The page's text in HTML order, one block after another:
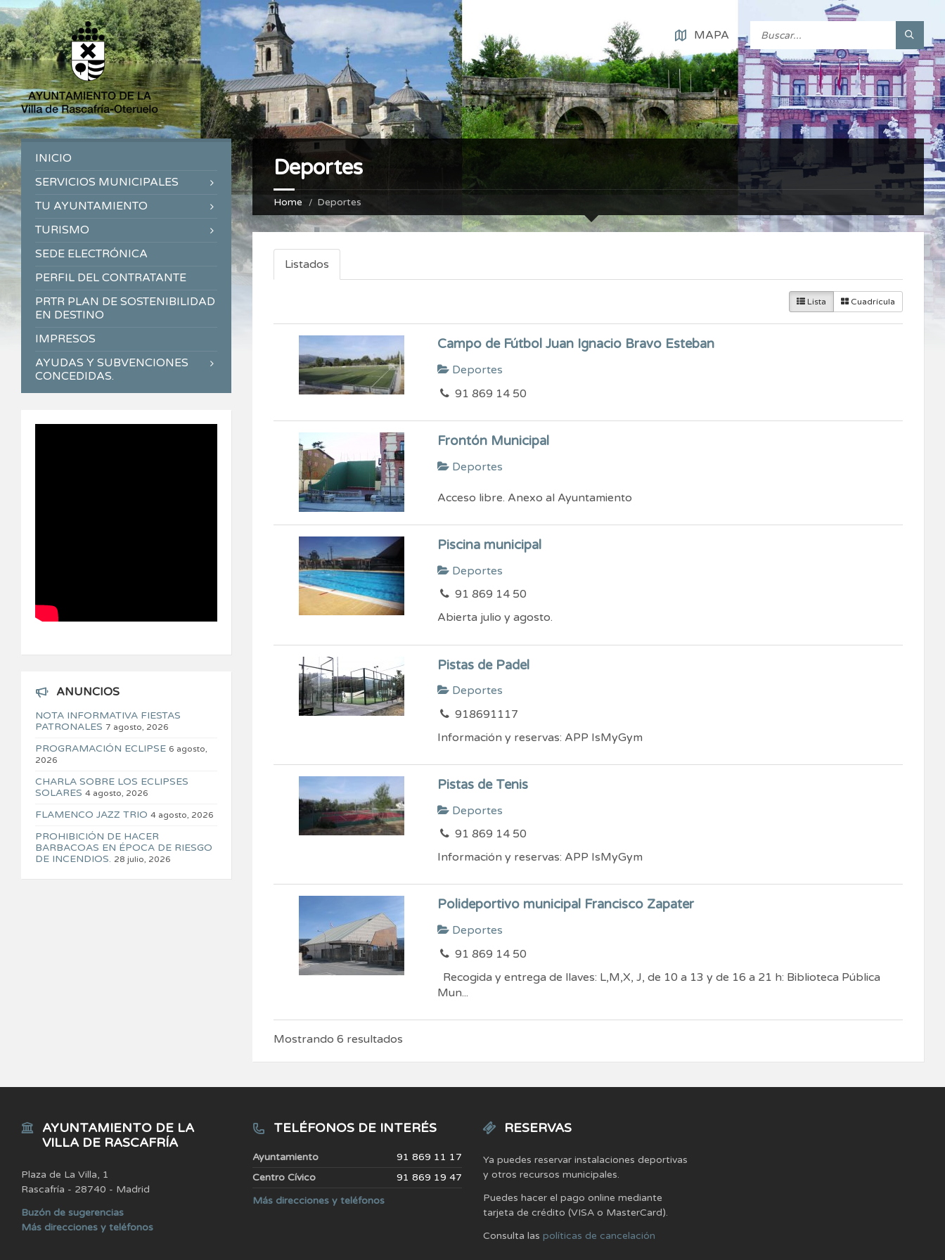
MAPA
Deportes
Home Deportes
Listados
Lista Cuadrícula
Campo de Fútbol Juan Ignacio Bravo Esteban
Deportes
91 869 14 50
Frontón Municipal
Deportes
Acceso libre. Anexo al Ayuntamiento
Piscina municipal
Deportes
91 869 14 50
Abierta julio y agosto.
Pistas de Padel
Deportes
918691117
Información y reservas: APP IsMyGym
Pistas de Tenis
Deportes
91 869 14 50
Información y reservas: APP IsMyGym
Polideportivo municipal Francisco Zapater
Deportes
91 869 14 50
Recogida y entrega de llaves: L,M,X, J, de 10 a 13 y de 16 a 21 h: Biblioteca Pública
Mun...
Mostrando 6 resultados
INICIO
SERVICIOS MUNICIPALES
TU AYUNTAMIENTO
TURISMO
SEDE ELECTRÓNICA
PERFIL DEL CONTRATANTE
PRTR PLAN DE SOSTENIBILIDAD
EN DESTINO
IMPRESOS
AYUDAS Y SUBVENCIONES
CONCEDIDAS.
ANUNCIOS
NOTA INFORMATIVA FIESTAS
PATRONALES 7 agosto, 2026
PROGRAMACIÓN ECLIPSE 6 agosto,
2026
CHARLA SOBRE LOS ECLIPSES
SOLARES 4 agosto, 2026
FLAMENCO JAZZ TRIO 4 agosto, 2026
PROHIBICIÓN DE HACER
BARBACOAS EN ÉPOCA DE RIESGO
DE INCENDIOS. 28 julio, 2026
AYUNTAMIENTO DE LA
VILLA DE RASCAFRÍA
Plaza de La Villa, 1
Rascafría - 28740 - Madrid
Buzón de sugerencias
Más direcciones y teléfonos
TELÉFONOS DE INTERÉS
Ayuntamiento
91 869 11 17
Centro Cívico
91 869 19 47
Más direcciones y teléfonos
RESERVAS
Ya puedes reservar instalaciones deportivas
y otros recursos municipales.
Puedes hacer el pago online mediante
tarjeta de crédito (VISA o MasterCard).
Consulta las políticas de cancelación